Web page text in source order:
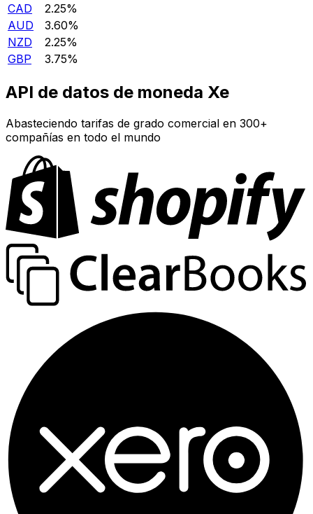
CAD
2.25%
AUD
3.60%
NZD
2.25%
GBP
3.75%
API de datos de moneda Xe
Abasteciendo tarifas de grado comercial en 300+
compañías en todo el mundo